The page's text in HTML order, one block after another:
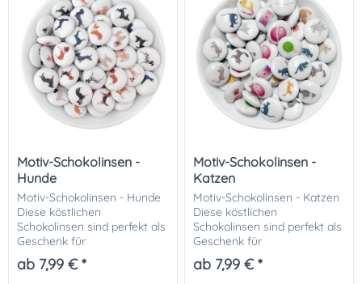
Motiv-Schokolinsen -
Hunde
Motiv-Schokolinsen - Hunde
Diese köstlichen
Schokolinsen sind perfekt als
Geschenk für
Hundeliebhaber und eine
tolle Dekoration für Kuchen,
ab 7,99 € *
Motiv-Schokolinsen -
Katzen
Motiv-Schokolinsen - Katzen
Diese köstlichen
Schokolinsen sind perfekt als
Geschenk für
Katzenliebhaber und eine
tolle Dekoration für Kuchen,
ab 7,99 € *